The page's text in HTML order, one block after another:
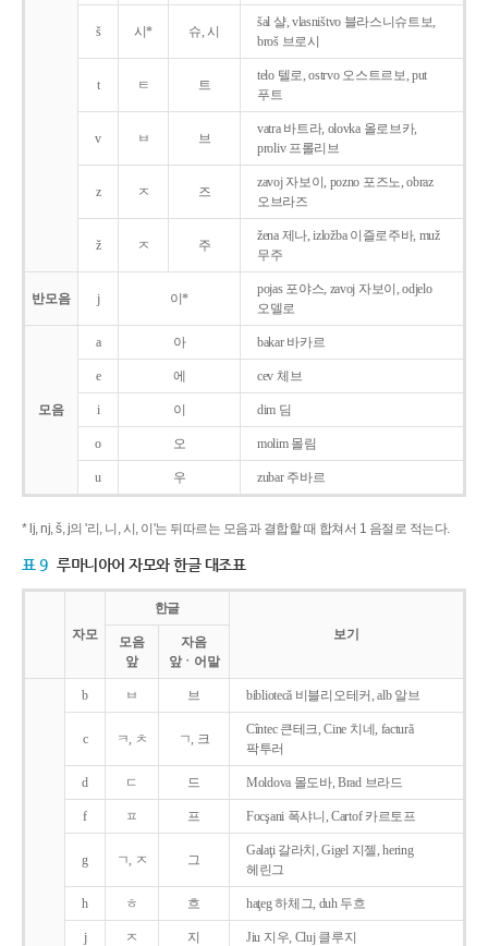
š 시* 슈, 시
šal 샬, vlasništvo 블라스니슈트보,
broš 브로시
t ㅌ 트
telo 텔로, ostrvo 오스트르보, put
푸트
v ㅂ 브
vatra 바트라, olovka 올로브카,
proliv 프롤리브
z ㅈ 즈
zavoj 자보이, pozno 포즈노, obraz
오브라즈
ž ㅈ 주
žena 제나, izložba 이즐로주바, muž
무주
반모음 j 이*
pojas 포야스, zavoj 자보이, odjelo
오델로
모음
a 아 bakar 바카르
e 에 cev 체브
i 이 dim 딤
o 오 molim 몰림
u 우 zubar 주바르
* lj, nj, š, j의 '리, 니, 시, 이'는 뒤따르는 모음과 결합할 때 합쳐서 1 음절로 적는다.
표 9 루마니아어 자모와 한글 대조표
자모
한글
보기
모음
앞
자음
앞ㆍ어말
b ㅂ 브 bibliotecǎ 비블리오테커, alb 알브
c ㅋ, ㅊ ㄱ, 크
Cîntec 큰테크, Cine 치네, facturǎ
팍투러
d ㄷ 드 Moldova 몰도바, Brad 브라드
f ㅍ 프 Focşani 폭샤니, Cartof 카르토프
g ㄱ, ㅈ 그
Galaţi 갈라치, Gigel 지젤, hering
헤린그
h ㅎ 흐 haţeg 하체그, duh 두흐
j ㅈ 지 Jiu 지우, Cluj 클루지